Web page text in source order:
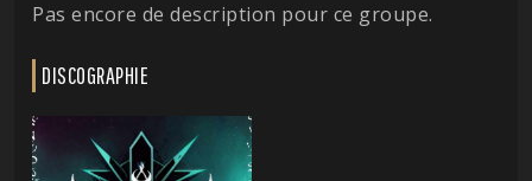
Pas encore de description pour ce groupe.
DISCOGRAPHIE